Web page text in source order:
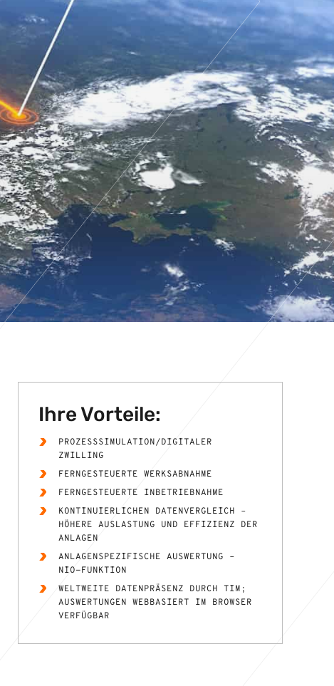
Ihre Vorteile:
PROZESSSIMULATION/DIGITALER
ZWILLING
FERNGESTEUERTE WERKSABNAHME
FERNGESTEUERTE INBETRIEBNAHME
KONTINUIERLICHEN DATENVERGLEICH –
HÖHERE AUSLASTUNG UND EFFIZIENZ DER
ANLAGEN
ANLAGENSPEZIFISCHE AUSWERTUNG –
NIO-FUNKTION
WELTWEITE DATENPRÄSENZ DURCH TIM;
AUSWERTUNGEN WEBBASIERT IM BROWSER
VERFÜGBAR